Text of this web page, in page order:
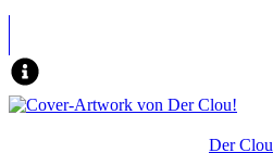
Der